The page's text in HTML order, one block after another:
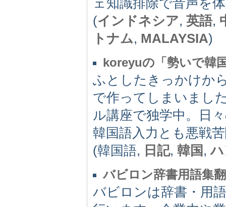
(インドネシア, 英語,
トナム, MALAYSIA)
koreyuの「勢いで韓
ふとしたきっかけか
で作ってしまいまし
ル講座で独学中。日
韓国語入力とも悪戦
(韓国語, 日記, 韓国 ,
バビロン辞書用語集
バビロンは辞書・用